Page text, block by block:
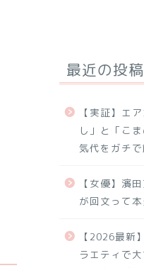
最近の投稿
【実証】エ
し」と「こ
気代をガチ
【女優】濱
が回文って
【2026最新
ラエティで